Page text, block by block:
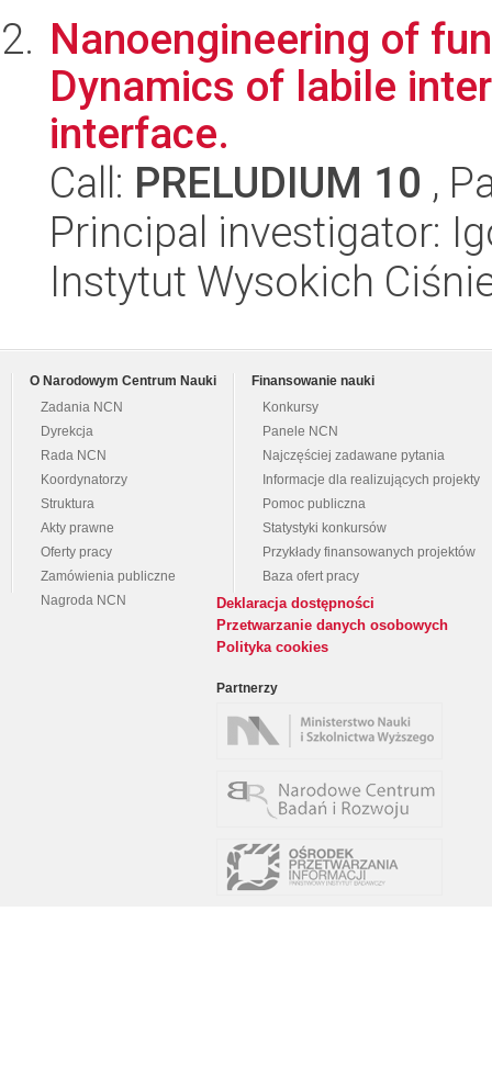
Nanoengineering of
Dynamics of labile
interface.
Call: PRELUDIUM 10 ,
Principal investigator:
Instytut Wysokich
O Narodowym Centrum Nauki
Zadania NCN
Dyrekcja
Rada NCN
Koordynatorzy
Struktura
Akty prawne
Oferty pracy
Zamówienia publiczne
Nagroda NCN
Finansowanie nauki
Konkursy
Panele NCN
Najczęściej zadawane pytania
Informacje dla realizujących projekty
Pomoc publiczna
Statystyki konkursów
Przykłady finansowanych projektów
Baza ofert pracy
Deklaracja dostępności
Przetwarzanie danych osobowych
Polityka cookies
Partnerzy